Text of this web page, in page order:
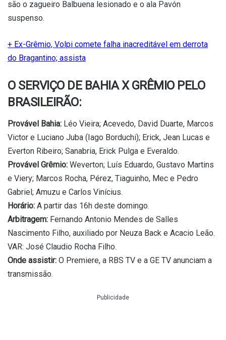
são o zagueiro Balbuena lesionado e o ala Pavón
suspenso.
+ Ex-Grêmio, Volpi comete falha inacreditável em derrota
do Bragantino; assista
O SERVIÇO DE BAHIA X GRÊMIO PELO
BRASILEIRÃO:
Provável Bahia: Léo Vieira; Acevedo, David Duarte, Marcos
Victor e Luciano Juba (Iago Borduchi); Erick, Jean Lucas e
Everton Ribeiro; Sanabria, Erick Pulga e Everaldo.
Provável Grêmio: Weverton; Luís Eduardo, Gustavo Martins
e Viery; Marcos Rocha, Pérez, Tiaguinho, Mec e Pedro
Gabriel; Amuzu e Carlos Vinícius.
Horário: A partir das 16h deste domingo.
Arbitragem: Fernando Antonio Mendes de Salles
Nascimento Filho, auxiliado por Neuza Back e Acacio Leão.
VAR: José Claudio Rocha Filho.
Onde assistir: O Premiere, a RBS TV e a GE TV anunciam a
transmissão.
Publicidade